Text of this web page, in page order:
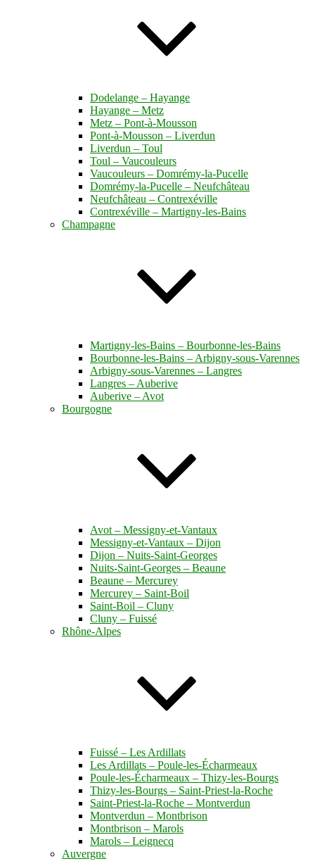
Dodelange – Hayange
Hayange – Metz
Metz – Pont-à-Mousson
Pont-à-Mousson – Liverdun
Liverdun – Toul
Toul – Vaucouleurs
Vaucouleurs – Domrémy-la-Pucelle
Domrémy-la-Pucelle – Neufchâteau
Neufchâteau – Contrexéville
Contrexéville – Martigny-les-Bains
Champagne
Martigny-les-Bains – Bourbonne-les-Bains
Bourbonne-les-Bains – Arbigny-sous-Varennes
Arbigny-sous-Varennes – Langres
Langres – Auberive
Auberive – Avot
Bourgogne
Avot – Messigny-et-Vantaux
Messigny-et-Vantaux – Dijon
Dijon – Nuits-Saint-Georges
Nuits-Saint-Georges – Beaune
Beaune – Mercurey
Mercurey – Saint-Boil
Saint-Boil – Cluny
Cluny – Fuissé
Rhône-Alpes
Fuissé – Les Ardillats
Les Ardillats – Poule-les-Écharmeaux
Poule-les-Écharmeaux – Thizy-les-Bourgs
Thizy-les-Bourgs – Saint-Priest-la-Roche
Saint-Priest-la-Roche – Montverdun
Montverdun – Montbrison
Montbrison – Marols
Marols – Leignecq
Auvergne